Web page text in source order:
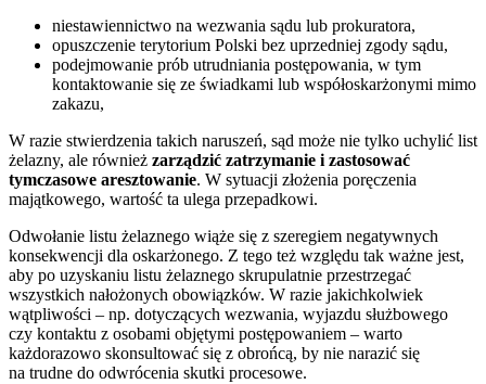
niestawiennictwo na wezwania sądu lub prokuratora,
opuszczenie terytorium Polski bez uprzedniej zgody sądu,
podejmowanie prób utrudniania postępowania, w tym
kontaktowanie się ze świadkami lub współoskarżonymi mimo
zakazu,
W razie stwierdzenia takich naruszeń, sąd może nie tylko uchylić list
żelazny, ale również zarządzić zatrzymanie i zastosować
tymczasowe aresztowanie. W sytuacji złożenia poręczenia
majątkowego, wartość ta ulega przepadkowi.
Odwołanie listu żelaznego wiąże się z szeregiem negatywnych
konsekwencji dla oskarżonego. Z tego też względu tak ważne jest,
aby po uzyskaniu listu żelaznego skrupulatnie przestrzegać
wszystkich nałożonych obowiązków. W razie jakichkolwiek
wątpliwości – np. dotyczących wezwania, wyjazdu służbowego
czy kontaktu z osobami objętymi postępowaniem – warto
każdorazowo skonsultować się z obrońcą, by nie narazić się
na trudne do odwrócenia skutki procesowe.